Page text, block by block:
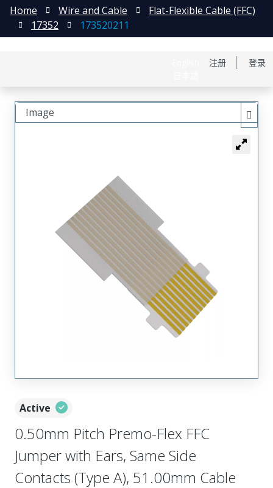
注册 登录
Home Wire and Cable
Flat-Flexible Cable (FFC)
17352
173520211
Active
0.50mm Pitch Premo-Flex FFC
Jumper with Ears, Same Side
Contacts (Type A), 51.00mm Cable
Image